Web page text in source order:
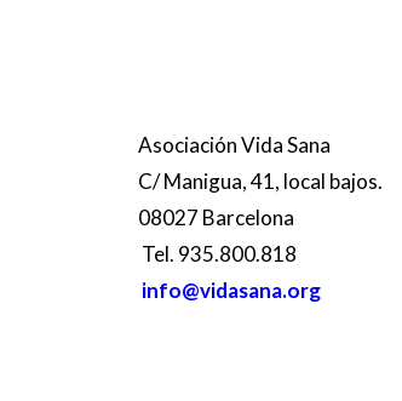
Asociación Vida Sana
C/ Manigua, 41, local bajos.
08027 Barcelona
Tel. 935.800.818
info@vidasana.org